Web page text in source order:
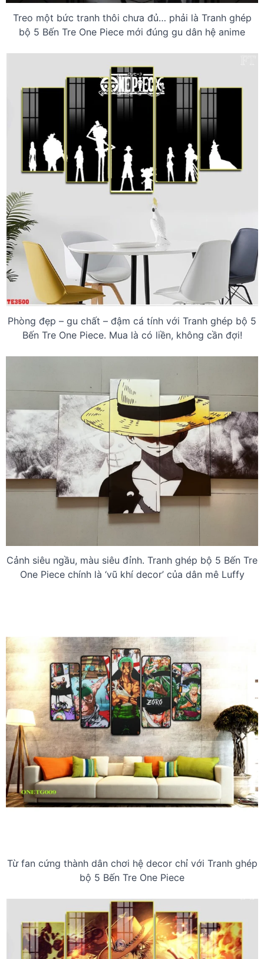
Treo một bức tranh thôi chưa đủ… phải là Tranh ghép
bộ 5 Bến Tre One Piece mới đúng gu dân hệ anime
Phòng đẹp – gu chất – đậm cá tính với Tranh ghép bộ 5
Bến Tre One Piece. Mua là có liền, không cần đợi!
Cảnh siêu ngầu, màu siêu đỉnh. Tranh ghép bộ 5 Bến Tre
One Piece chính là ‘vũ khí decor’ của dân mê Luffy
Từ fan cứng thành dân chơi hệ decor chỉ với Tranh ghép
bộ 5 Bến Tre One Piece